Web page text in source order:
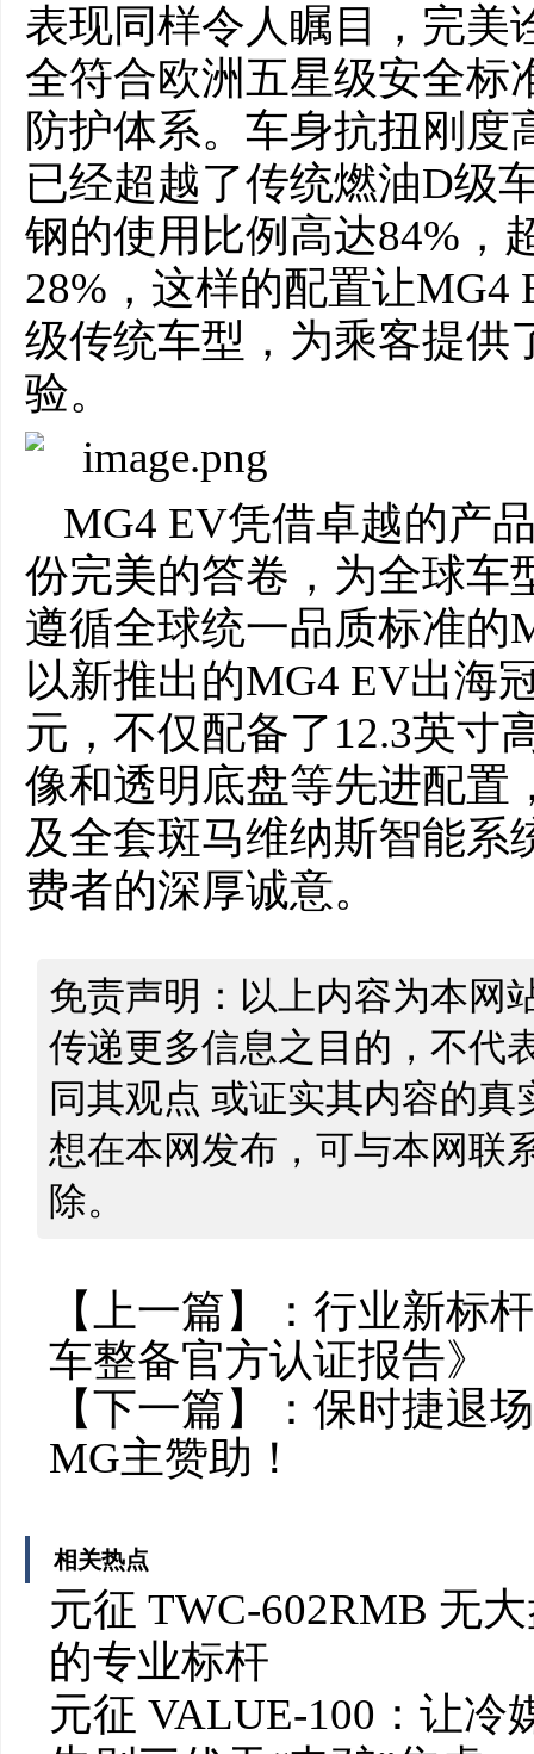
表现同样令人瞩目，完美
全符合欧洲五星级安全标
防护体系。车身抗扭刚度
已经超越了传统燃油D级
钢的使用比例高达84%，
28%，这样的配置让
级传统车型，为乘客提供
验。
MG4 EV凭借卓越的产
份完美的答卷，为全球车
遵循全球统一品质标准的
以新推出的MG4 EV出海
元，不仅配备了12.3英寸
像和透明底盘等先进配置
及全套斑马维纳斯智能系
费者的深厚诚意。
免责声明：以上内容为本网
传递更多信息之目的，不代
同其观点 或证实其内容的
想在本网发布，可与本网联
除。
【上一篇】： 行业新标
车整备官方认证报告》
【下一篇】： 保时捷退
MG主赞助！
相关热点
元征 TWC-602RMB 无
的专业标杆
元征 VALUE-100：让冷